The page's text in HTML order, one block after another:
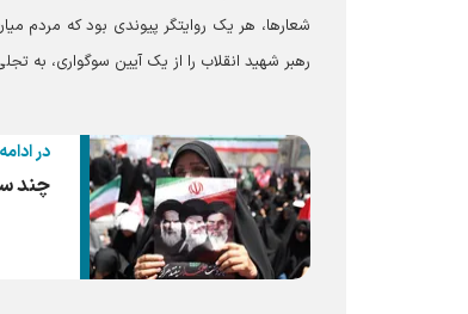
شعارها، هر یک روایتگر پیوندی بود که مردم
رهبر شهید انقلاب را از یک آیین سوگواری، به
در
چند